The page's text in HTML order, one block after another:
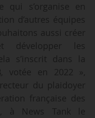
qui s’organise en
d’autres équipes
aussi créer
développer les
s’inscrit dans la
, votée en 2022 »,
du plaidoyer
française des
à News Tank le